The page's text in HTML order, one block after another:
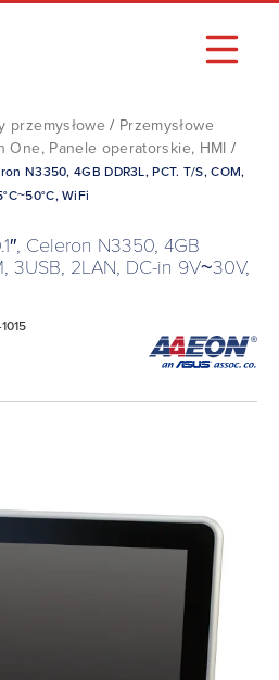
przemysłowe / Przemysłowe
One, Panele operatorskie, HMI /
N3350, 4GB DDR3L, PCT. T/S, COM,
WiFi
Celeron N3350, 4GB
3USB, 2LAN, DC-in 9V~30V,